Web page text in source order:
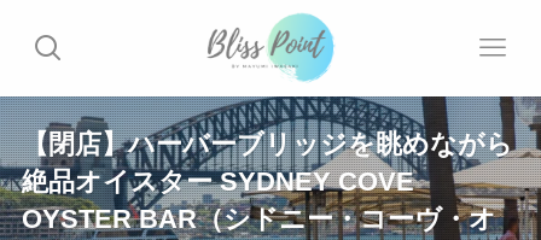
【閉店】ハーバーブリッジを眺めながら
絶品オイスター SYDNEY COVE
OYSTER BAR（シドニー・コーヴ・オ